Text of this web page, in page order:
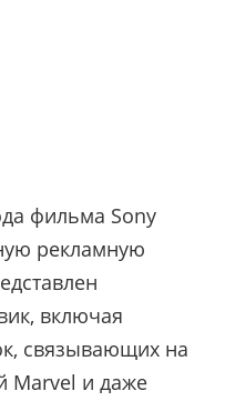
фильма Sony
рекламную
включая
связывающих на
Marvel и даже